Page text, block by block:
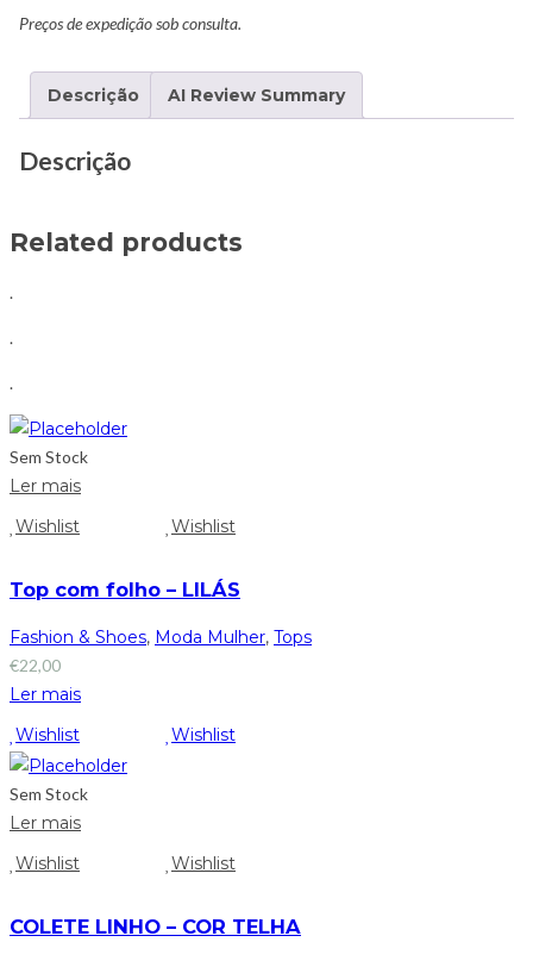
Preços de expedição sob consulta.
Descrição AI Review Summary
Descrição
Related products
.
.
.
Sem Stock
Ler mais
Wishlist
Wishlist
Top com folho – LILÁS
Fashion & Shoes, Moda Mulher, Tops
€22,00
Ler mais
Wishlist
Wishlist
Sem Stock
Ler mais
Wishlist
Wishlist
COLETE LINHO – COR TELHA